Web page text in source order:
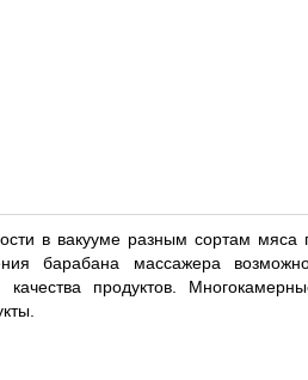
в вакууме разным сортам мяса
барабана массажера
продуктов.